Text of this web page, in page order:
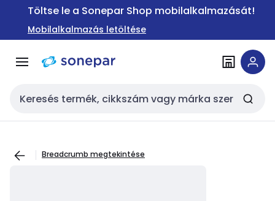
Ugrás a
Ugrás a
tartalomra
Töltse le a Sonepar Shop mobilalkalmazását!
Mobilalkalmazás letöltése
Keresési bemenet
Breadcrumb megtekintése